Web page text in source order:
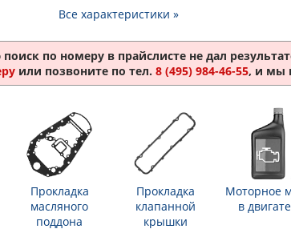
Все характеристики »
по номеру в прайслисте не дал
или позвоните по тел. 8 (495) 984-46-55, и мы
Прокладка
масляного
поддона
Прокладка
клапанной
крышки
Моторное
в